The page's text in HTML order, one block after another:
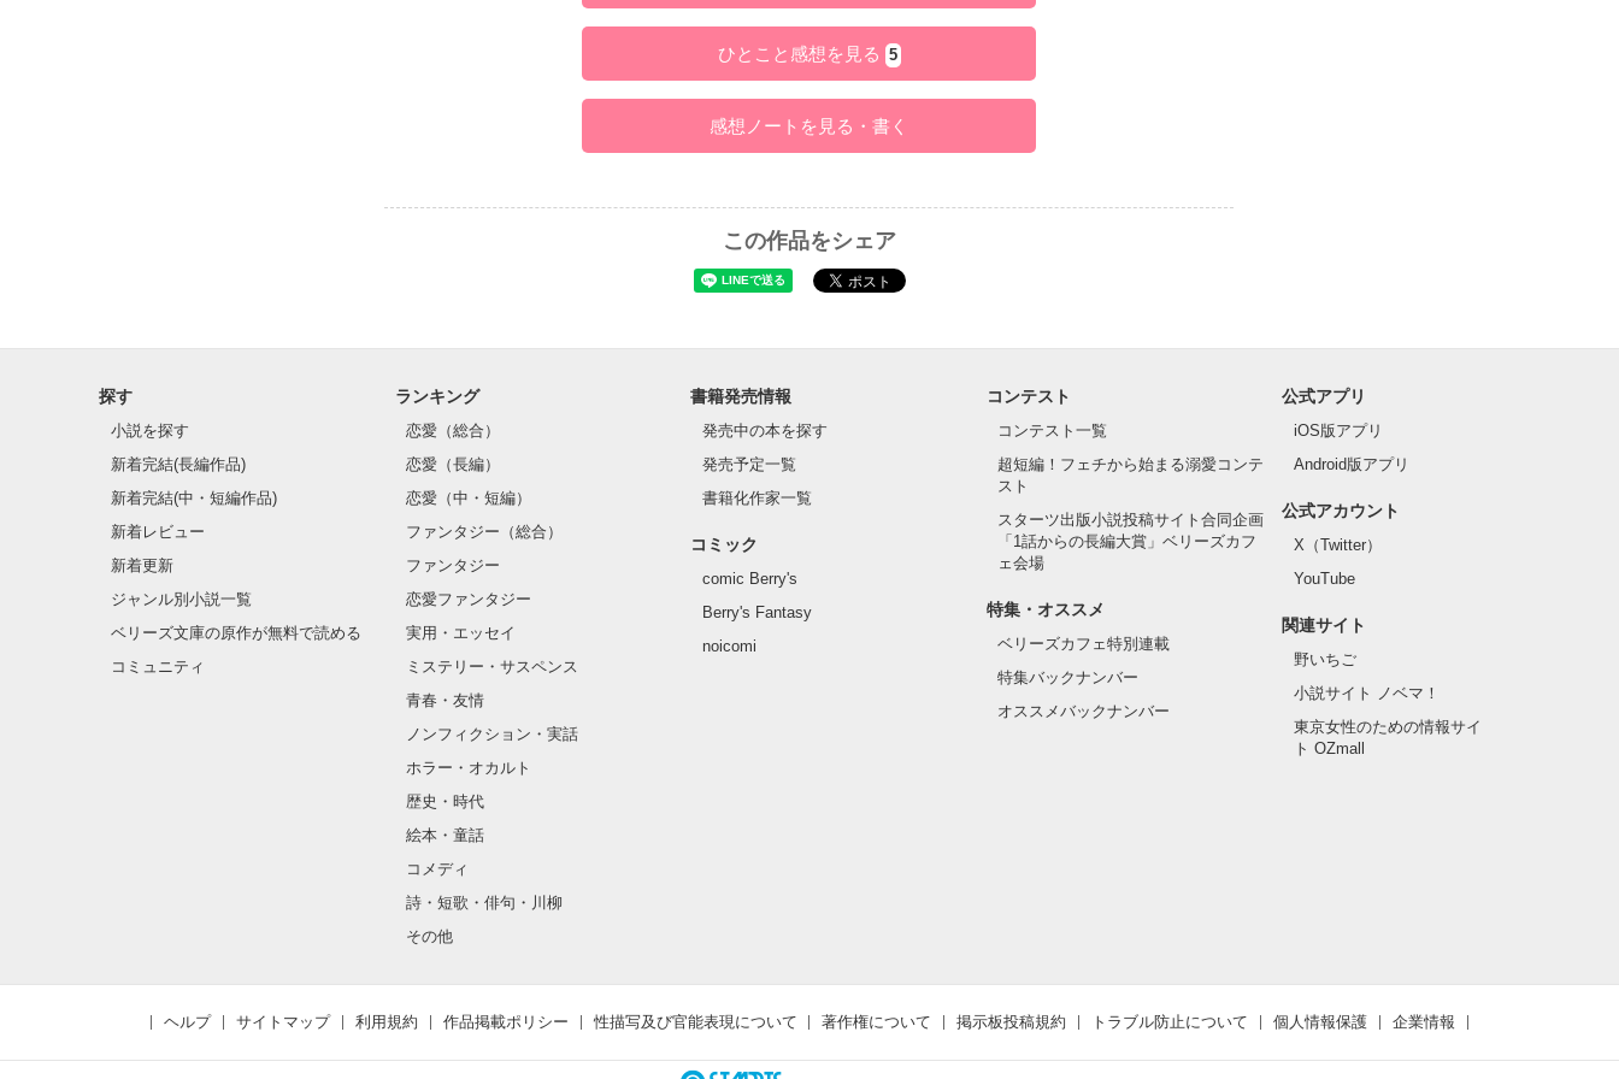
ひとこと感想を見る 5
感想ノートを見る・書く
この作品をシェア
探す
小説を探す
新着完結(長編作品)
新着完結(中・短編作品)
新着レビュー
新着更新
ジャンル別小説一覧
ベリーズ文庫の原作が無料で読める
コミュニティ
ランキング
恋愛（総合）
恋愛（長編）
恋愛（中・短編）
ファンタジー（総合）
ファンタジー
恋愛ファンタジー
実用・エッセイ
ミステリー・サスペンス
青春・友情
ノンフィクション・実話
ホラー・オカルト
歴史・時代
絵本・童話
コメディ
詩・短歌・俳句・川柳
その他
書籍発売情報
発売中の本を探す
発売予定一覧
書籍化作家一覧
コミック
comic Berry's
Berry's Fantasy
noicomi
コンテスト
コンテスト一覧
超短編！フェチから始まる溺愛コンテ
スト
スターツ出版小説投稿サイト合同企画
「1話からの長編大賞」ベリーズカフ
ェ会場
特集・オススメ
ベリーズカフェ特別連載
特集バックナンバー
オススメバックナンバー
公式アプリ
iOS版アプリ
Android版アプリ
公式アカウント
X（Twitter）
YouTube
関連サイト
野いちご
小説サイト ノベマ！
東京女性のための情報サイ
ト OZmall
ヘルプ サイトマップ 利用規約 作品掲載ポリシー 性描写及び官能表現について 著作権について 掲示板投稿規約 トラブル防止について 個人情報保護 企業情報